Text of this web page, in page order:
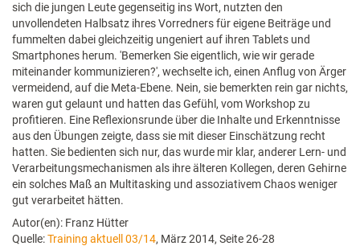
sich die jungen Leute gegenseitig ins Wort, nutzten den
unvollendeten Halbsatz ihres Vorredners für eigene Beiträge und
fummelten dabei gleichzeitig ungeniert auf ihren Tablets und
Smartphones herum. 'Bemerken Sie eigentlich, wie wir gerade
miteinander kommunizieren?', wechselte ich, einen Anflug von Ärger
vermeidend, auf die Meta-Ebene. Nein, sie bemerkten rein gar nichts,
waren gut gelaunt und hatten das Gefühl, vom Workshop zu
profitieren. Eine Reflexionsrunde über die Inhalte und Erkenntnisse
aus den Übungen zeigte, dass sie mit dieser Einschätzung recht
hatten. Sie bedienten sich nur, das wurde mir klar, anderer Lern- und
Verarbeitungsmechanismen als ihre älteren Kollegen, deren Gehirne
ein solches Maß an Multitasking und assoziativem Chaos weniger
gut verarbeitet hätten.
Autor(en): Franz Hütter
Quelle:Training aktuell 03/14, März 2014, Seite 26-28